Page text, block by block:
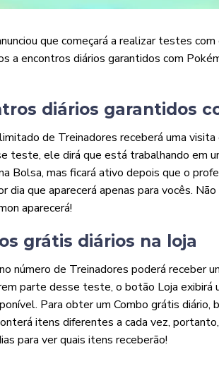
que começará a realizar testes
a encontros diários garantidos com
diários garantidos
de Treinadores receberá uma
teste, ele dirá que está trabalhando em
Bolsa, mas ficará ativo depois que o
dia que aparecerá apenas para vocês.
aparecerá!
grátis diários na loja
número de Treinadores poderá receber
parte desse teste, o botão Loja exibirá
Para obter um Combo grátis diário,
itens diferentes a cada vez,
para ver quais itens receberão!